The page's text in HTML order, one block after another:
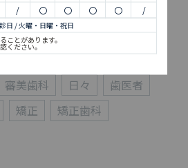
審美歯科 日々
歯医者
矯正
矯正歯科
/ 〇 〇 〇 〇 /
日 / 火曜・日曜・祝日
ことがあります。
ください。